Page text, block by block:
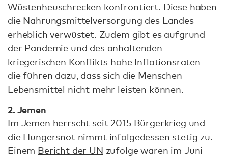
Wüstenheuschrecken konfrontiert. Diese haben
die Nahrungsmittelversorgung des Landes
erheblich verwüstet. Zudem gibt es aufgrund
der Pandemie und des anhaltenden
kriegerischen Konflikts hohe Inflationsraten –
die führen dazu, dass sich die Menschen
Lebensmittel nicht mehr leisten können.
2. Jemen
Im Jemen herrscht seit 2015 Bürgerkrieg und
die Hungersnot nimmt infolgedessen stetig zu.
Einem Bericht der UN zufolge waren im Juni